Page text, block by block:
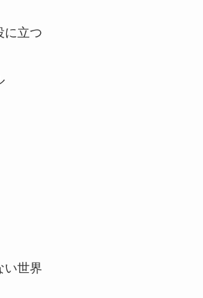
立つ
世界